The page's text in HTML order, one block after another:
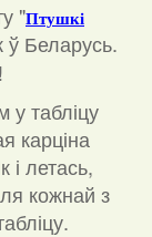
"Птушкі
Беларусь.
табліцу
карціна
летась,
кожнай з